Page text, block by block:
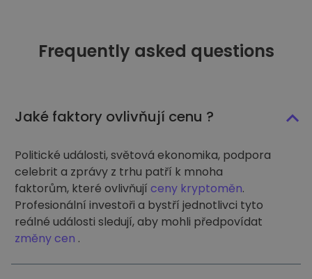
Frequently asked questions
Jaké faktory ovlivňují cenu ?
Politické události, světová ekonomika, podpora
celebrit a zprávy z trhu patří k mnoha
faktorům, které ovlivňují ceny kryptoměn.
Profesionální investoři a bystří jednotlivci tyto
reálné události sledují, aby mohli předpovídat
změny cen .